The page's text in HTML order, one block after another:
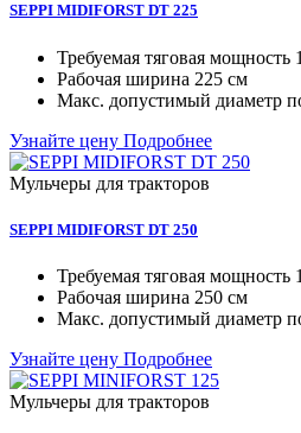
SEPPI MIDIFORST DT 225
Требуемая тяговая мощность
Рабочая ширина 225 см
Макc. допустимый диаметр
Узнайте цену Подробнее
Мульчеры для тракторов
SEPPI MIDIFORST DT 250
Требуемая тяговая мощность
Рабочая ширина 250 см
Макc. допустимый диаметр
Узнайте цену Подробнее
Мульчеры для тракторов